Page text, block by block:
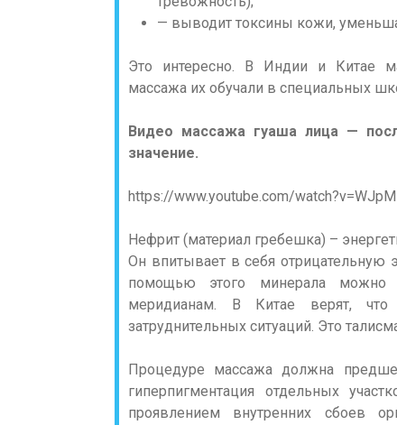
— выводит токсины кожи,
Это интересно. В Индии и Китае
массажа их обучали в специальных
Видео массажа гуаша лица —
значение.
https://www.youtube.com/
Нефрит (материал гребешка) –
Он впитывает в себя отрицательную
помощью этого минерала можно
меридианам. В Китае верят,
затруднительных ситуаций. Это
Процедуре массажа должна
гиперпигментация отдельных
проявлением внутренних сбоев